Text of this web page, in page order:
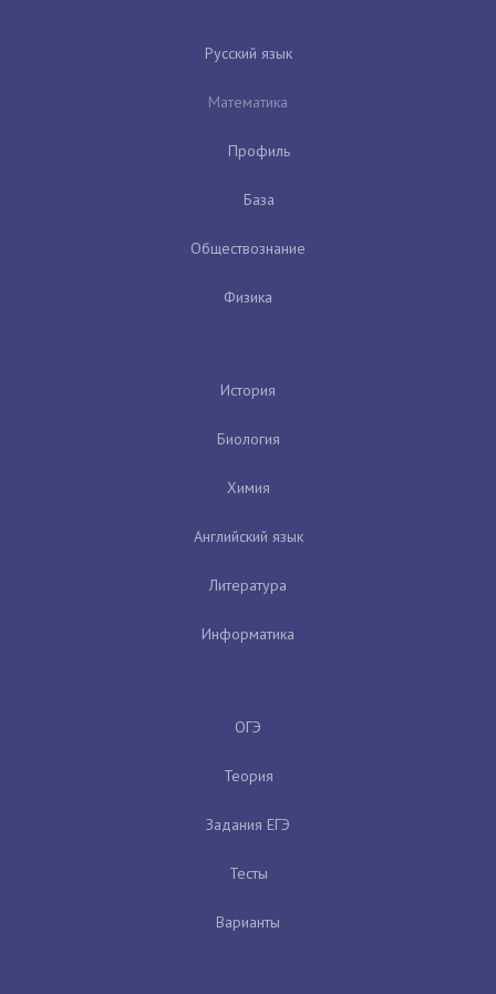
Русский язык
Математика
Профиль
База
Обществознание
Физика
История
Биология
Химия
Английский язык
Литература
Информатика
ОГЭ
Теория
Задания ЕГЭ
Тесты
Варианты